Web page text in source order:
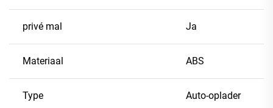
privé mal Ja
Materiaal ABS
Type Auto-oplader